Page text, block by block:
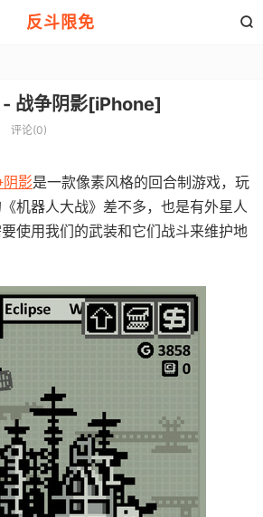
反斗限免 
战争阴影[iPhone]
评论(0)
影是一款像素风格的回合制游戏，玩
机器人大战》差不多，也是有外星人
使用我们的武装和它们战斗来维护地